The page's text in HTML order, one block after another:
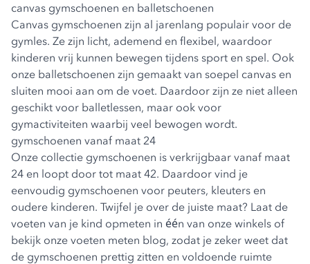
canvas gymschoenen en balletschoenen
Canvas gymschoenen zijn al jarenlang populair voor de
gymles. Ze zijn licht, ademend en flexibel, waardoor
kinderen vrij kunnen bewegen tijdens sport en spel. Ook
onze balletschoenen zijn gemaakt van soepel canvas en
sluiten mooi aan om de voet. Daardoor zijn ze niet alleen
geschikt voor balletlessen, maar ook voor
gymactiviteiten waarbij veel bewogen wordt.
gymschoenen vanaf maat 24
Onze collectie gymschoenen is verkrijgbaar vanaf maat
24 en loopt door tot maat 42. Daardoor vind je
eenvoudig gymschoenen voor peuters, kleuters en
oudere kinderen. Twijfel je over de juiste maat? Laat de
voeten van je kind opmeten in één van onze winkels of
bekijk onze voeten meten blog, zodat je zeker weet dat
de gymschoenen prettig zitten en voldoende ruimte